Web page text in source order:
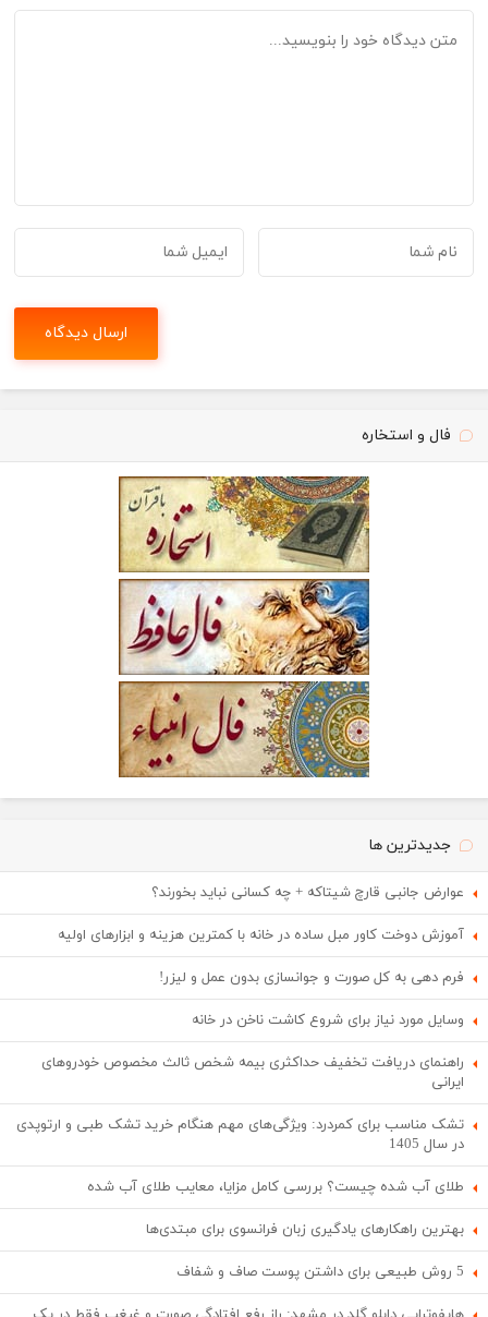
فال و استخاره
جدیدترین ها
عوارض جانبی قارچ شیتاکه + چه کسانی نباید بخورند؟
آموزش دوخت کاور مبل ساده در خانه با کمترین هزینه و ابزارهای اولیه
فرم دهی به کل صورت و جوانسازی بدون عمل و لیزر!
وسایل مورد نیاز برای شروع کاشت ناخن در خانه
راهنمای دریافت تخفیف حداکثری بیمه شخص ثالث مخصوص خودروهای
ایرانی
تشک مناسب برای کمردرد: ویژگی‌های مهم هنگام خرید تشک طبی و ارتوپدی
در سال 1405
طلای آب شده چیست؟ بررسی کامل مزایا، معایب طلای آب شده
بهترین راهکارهای یادگیری زبان فرانسوی برای مبتدی‌ها
5 روش طبیعی برای داشتن پوست صاف و شفاف